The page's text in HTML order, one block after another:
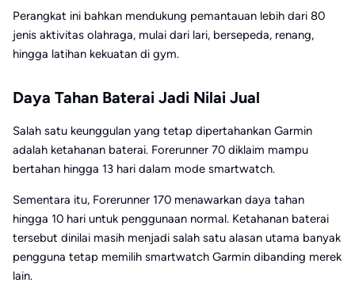
Perangkat ini bahkan mendukung pemantauan lebih dari 80
jenis aktivitas olahraga, mulai dari lari, bersepeda, renang,
hingga latihan kekuatan di gym.
Daya Tahan Baterai Jadi Nilai Jual
Salah satu keunggulan yang tetap dipertahankan Garmin
adalah ketahanan baterai. Forerunner 70 diklaim mampu
bertahan hingga 13 hari dalam mode smartwatch.
Sementara itu, Forerunner 170 menawarkan daya tahan
hingga 10 hari untuk penggunaan normal. Ketahanan baterai
tersebut dinilai masih menjadi salah satu alasan utama banyak
pengguna tetap memilih smartwatch Garmin dibanding merek
lain.